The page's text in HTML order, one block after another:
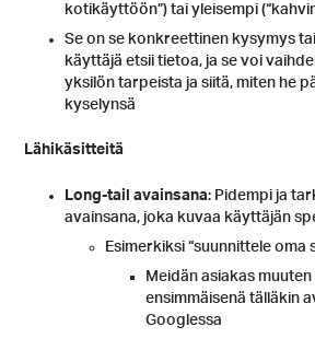
kotikäyttöön”) tai yleisempi
Se on se konkreettinen kysymys
käyttäjä etsii tietoa, ja se voi
yksilön tarpeista ja siitä, miten he
kyselynsä
Lähikäsitteitä
Long-tail avainsana: Pidempi ja
avainsana, joka kuvaa käyttäjän
Esimerkiksi “suunnittele oma
Meidän asiakas
ensimmäisenä tälläkin
Googlessa